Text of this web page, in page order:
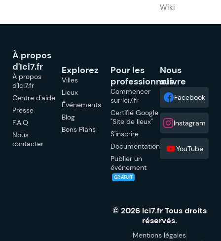
Wiki
À propos
d'Ici7.fr
À propos
d'Ici7.fr
Centre d'aide
Presse
F.A.Q
Nous
contacter
Explorez
Villes
Lieux
Événements
Blog
Bons Plans
Pour les
professionnels
Commencer
sur Ici7.fr
Certifié Google
"Site de lieux"
S'inscrire
Documentation
Publier un
événement
GRATUIT
Nous
suivre
Facebook
Instagram
YouTube
© 2026 Ici7.fr Tous droits
réservés.
Mentions légales